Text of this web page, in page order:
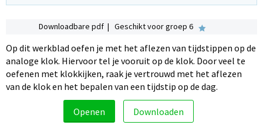
Downloadbare pdf | Geschikt voor groep 6
Op dit werkblad oefen je met het aflezen van tijdstippen op de
analoge klok. Hiervoor tel je vooruit op de klok. Door veel te
oefenen met klokkijken, raak je vertrouwd met het aflezen
van de klok en het bepalen van een tijdstip op de dag.
Openen Downloaden